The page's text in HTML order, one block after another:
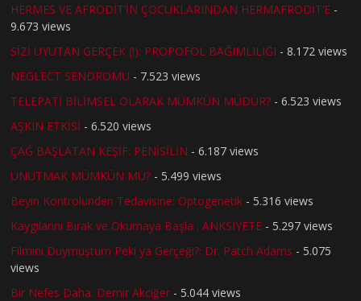
HERMES VE AFRODİT’İN ÇOCUKLARINDAN HERMAFRODİT’E -
9.673 views
SİZİ UYUTAN GERÇEK (!): PROPOFOL BAĞIMLILIĞI - 8.172 views
NEGLECT SENDROMU - 7.523 views
TELEPATİ BİLİMSEL OLARAK MÜMKÜN MÜDÜR? - 6.523 views
AŞKIN ETKİSİ - 6.520 views
ÇAĞ BAŞLATAN KEŞİF: PENİSİLİN - 6.187 views
UNUTMAK MÜMKÜN MÜ? - 5.499 views
Beyin Kontrolünden Tedavisine: Optogenetik - 5.316 views
Kaygılarını Bırak ve Okumaya Başla : ANKSİYETE - 5.297 views
Filmini Duymuştum Peki ya Gerçeği?: Dr. Patch Adams - 5.075
views
Bir Nefes Daha: Demir Akciğer - 5.044 views